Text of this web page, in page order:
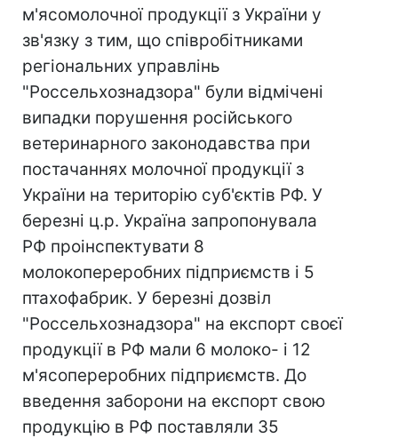
м'ясомолочної продукції з України у
зв'язку з тим, що співробітниками
регіональних управлінь
"Россельхознадзора" були відмічені
випадки порушення російського
ветеринарного законодавства при
постачаннях молочної продукції з
України на територію суб'єктів РФ. У
березні ц.р. Україна запропонувала
РФ проінспектувати 8
молокопереробних підприємств і 5
птахофабрик. У березні дозвіл
"Россельхознадзора" на експорт своєї
продукції в РФ мали 6 молоко- і 12
м'ясопереробних підприємств. До
введення заборони на експорт свою
продукцію в РФ поставляли 35